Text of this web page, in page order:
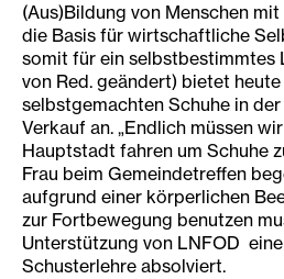
(Aus)Bildung von Menschen
die Basis für wirtschaftliche
somit für ein selbstbestimmtes
von Red. geändert) bietet
selbstgemachten Schuhe in
Verkauf an. „Endlich müssen
Hauptstadt fahren um Schuhe
Frau beim Gemeindetreffen
aufgrund einer körperlichen
zur Fortbewegung benutzen
Unterstützung von LNFOD
Schusterlehre absolviert.